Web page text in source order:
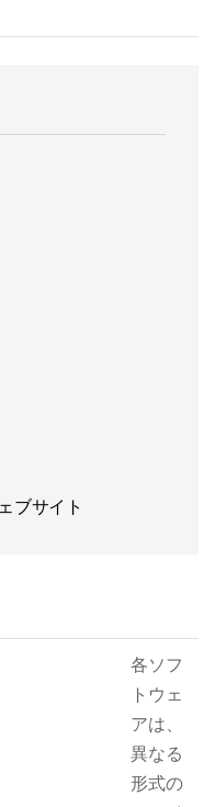
ブサイト
各ソフ
トウェ
アは、
異なる
形式の